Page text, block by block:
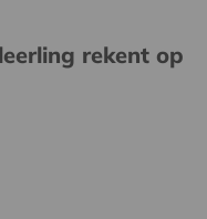
rekent op